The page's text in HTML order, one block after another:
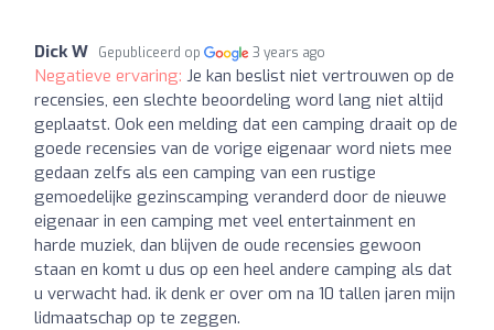
Dick W Gepubliceerd op 3 years ago
Negatieve ervaring: Je kan beslist niet vertrouwen op de
recensies, een slechte beoordeling word lang niet altijd
geplaatst. Ook een melding dat een camping draait op de
goede recensies van de vorige eigenaar word niets mee
gedaan zelfs als een camping van een rustige
gemoedelijke gezinscamping veranderd door de nieuwe
eigenaar in een camping met veel entertainment en
harde muziek, dan blijven de oude recensies gewoon
staan en komt u dus op een heel andere camping als dat
u verwacht had. ik denk er over om na 10 tallen jaren mijn
lidmaatschap op te zeggen.